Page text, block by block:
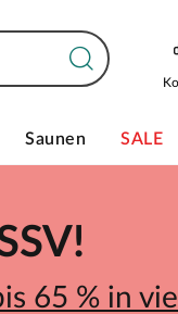
Saunen SALE
65 % in